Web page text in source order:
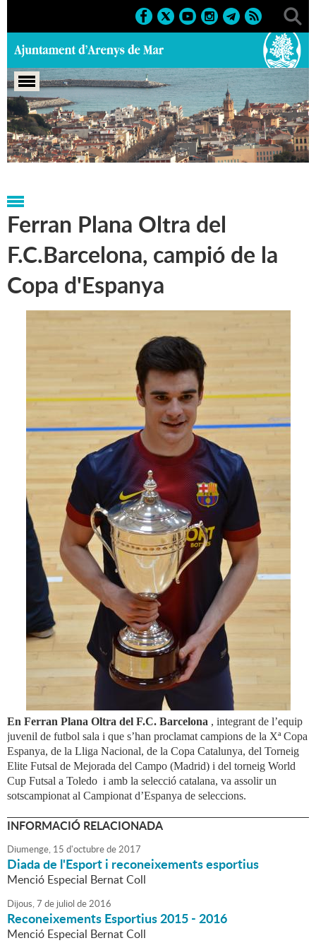
Portada > Notícies > Marcs > Esportius > Reconeixements
esportius
Ferran Plana Oltra del
F.C.Barcelona, campió de la
Copa d'Espanya
En Ferran Plana Oltra del F.C. Barcelona , integrant de l’equip
juvenil de futbol sala i que s’han proclamat campions de la Xª Copa
Espanya, de la Lliga Nacional, de la Copa Catalunya, del Torneig
Elite Futsal de Mejorada del Campo (Madrid) i del torneig World
Cup Futsal a Toledo i amb la selecció catalana, va assolir un
sotscampionat al Campionat d’Espanya de seleccions.
INFORMACIÓ RELACIONADA
Diumenge, 15 d'octubrede2017
Diada de l'Esport i reconeixements esportius
Menció Especial Bernat Coll
Dijous,7 de juliol de2016
Reconeixements Esportius 2015 - 2016
Menció Especial Bernat Coll